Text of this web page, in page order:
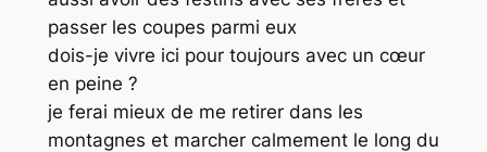
passer les coupes parmi eux
dois-je vivre ici pour toujours avec un cœur
en peine ?
je ferai mieux de me retirer dans les
montagnes et marcher calmement le long du